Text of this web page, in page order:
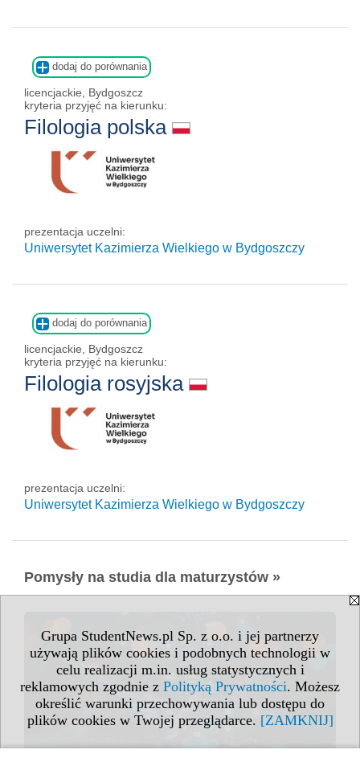
Grupa StudentNews.pl Sp. z o.o. i jej partnerzy
używają plików cookies i podobnych technologii w
celu realizacji m.in. usług statystycznych i
reklamowych zgodnie z Polityką Prywatności. Możesz
określić warunki przechowywania lub dostępu do
plików cookies w Twojej przeglądarce. [ZAMKNIJ]
dodaj do porównania
licencjackie, Bydgoszcz
kryteria przyjęć na kierunku:
Filologia polska
prezentacja uczelni:
Uniwersytet Kazimierza Wielkiego w Bydgoszczy
dodaj do porównania
licencjackie, Bydgoszcz
kryteria przyjęć na kierunku:
Filologia rosyjska
prezentacja uczelni:
Uniwersytet Kazimierza Wielkiego w Bydgoszczy
Pomysły na studia dla maturzystów »